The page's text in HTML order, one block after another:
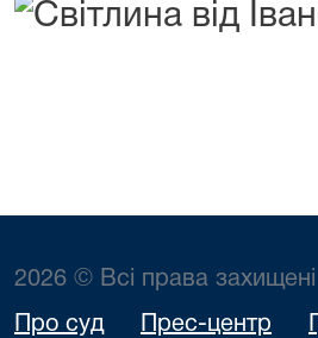
2026 © Всі права захищені
Про суд Прес-центр